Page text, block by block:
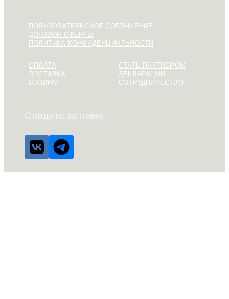
ПОЛЬЗОВАТЕЛЬСКОЕ СОГЛАШЕНИЕ
ДОГОВОР ОФЕРТЫ
ПОЛИТИКА КОНФИДЕНЦИАЛЬНОСТИ
ОПЛАТА
ДОСТАВКА
ВОЗВРАТ
СТАТЬ ПАРТНЕРОМ
ДЕКЛАРАЦИИ
СОТРУДНИЧЕСТВО
Следите за нами